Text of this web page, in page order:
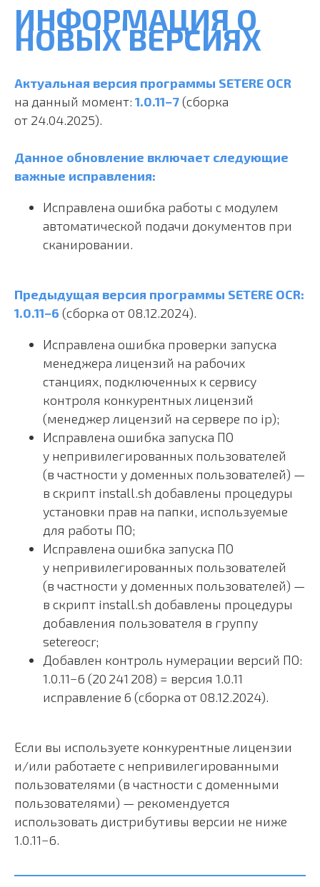
ИНФОРМАЦИЯ О
НОВЫХ ВЕРСИЯХ
Актуальная версия программы SETERE OCR
на данный момент: 1.0.11−7(сборка
от 24.04.2025).
Данное обновление включает следующие
важные исправления:
Исправлена ошибка работы с модулем
автоматической подачи документов при
сканировании.
Предыдущая версия программы SETERE OCR:
1.0.11−6 (сборка от 08.12.2024).
Исправлена ошибка проверки запуска
менеджера лицензий на рабочих
станциях, подключенных к сервису
контроля конкурентных лицензий
(менеджер лицензий на сервере по ip);
Исправлена ошибка запуска ПО
у непривилегированных пользователей
(в частности у доменных пользователей) —
в скрипт install.sh добавлены процедуры
установки прав на папки, используемые
для работы ПО;
Исправлена ошибка запуска ПО
у непривилегированных пользователей
(в частности у доменных пользователей) —
в скрипт install.sh добавлены процедуры
добавления пользователя в группу
setereocr;
Добавлен контроль нумерации версий ПО:
1.0.11−6 (20 241 208) = версия 1.0.11
исправление 6 (сборка от 08.12.2024).
Если вы используете конкурентные лицензии
и/или работаете с непривилегированными
пользователями (в частности с доменными
пользователями) — рекомендуется
использовать дистрибутивы версии не ниже
1.0.11−6.